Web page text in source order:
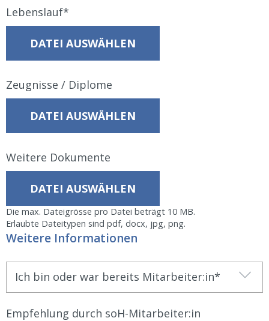
Lebenslauf
DATEI AUSWÄHLEN
Zeugnisse / Diplome
DATEI AUSWÄHLEN
Weitere Dokumente
DATEI AUSWÄHLEN
Die max. Dateigrösse pro Datei beträgt 10 MB.
Erlaubte Dateitypen sind pdf, docx, jpg, png.
Weitere Informationen
Ich bin oder war bereits Mitarbeiter:in
Empfehlung durch soH-Mitarbeiter:in